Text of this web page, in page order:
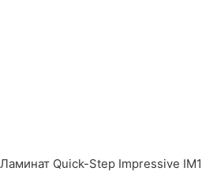
Ламинат Quick-Step Impressive